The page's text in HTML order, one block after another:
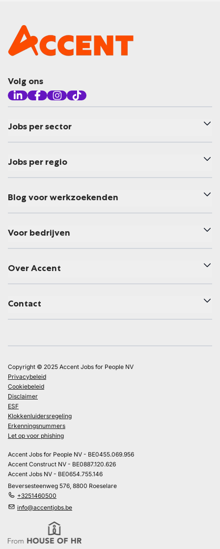
Volg ons
Jobs per sector
Jobs per regio
Blog voor werkzoekenden
Voor bedrijven
Over Accent
Contact
Copyright © 2025 Accent Jobs for People NV
Privacybeleid
Cookiebeleid
Disclaimer
ESF
Klokkenluidersregeling
Erkenningsnummers
Let op voor phishing
Accent Jobs for People NV - BE0455.069.956
Accent Construct NV - BE0887.120.626
Accent Jobs NV - BE0654.755.146
Beversesteenweg 576, 8800 Roeselare
+3251460500
info@accentjobs.be